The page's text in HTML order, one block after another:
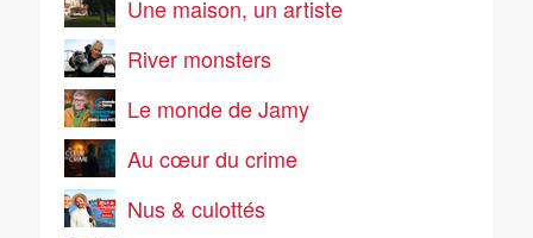
Une maison, un artiste
River monsters
Le monde de Jamy
Au cœur du crime
Nus & culottés